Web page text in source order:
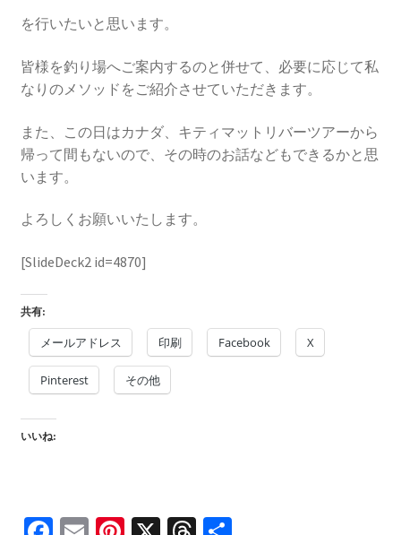
を行いたいと思います。
皆様を釣り場へご案内するのと併せて、必要に応じて私
なりのメソッドをご紹介させていただきます。
また、この日はカナダ、キティマットリバーツアーから
帰って間もないので、その時のお話などもできるかと思
います。
よろしくお願いいたします。
[SlideDeck2 id=4870]
共有:
メールアドレス 印刷 Facebook X
Pinterest その他
いいね: